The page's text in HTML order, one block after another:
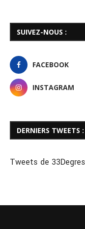
SUIVEZ-NOUS :
FACEBOOK
INSTAGRAM
DERNIERS TWEETS :
Tweets de 33Degres